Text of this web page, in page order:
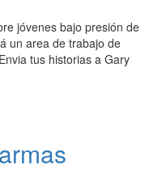
jóvenes bajo presión de
un area de trabajo de
tus historias a Gary